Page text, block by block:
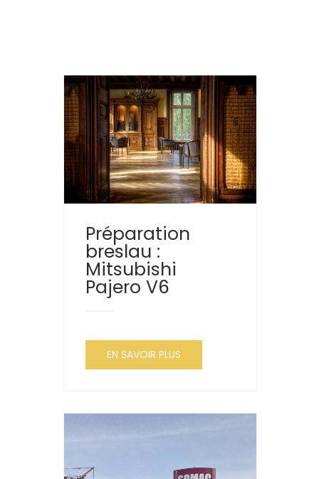
Préparation
breslau :
Mitsubishi
Pajero V6
EN SAVOIR PLUS